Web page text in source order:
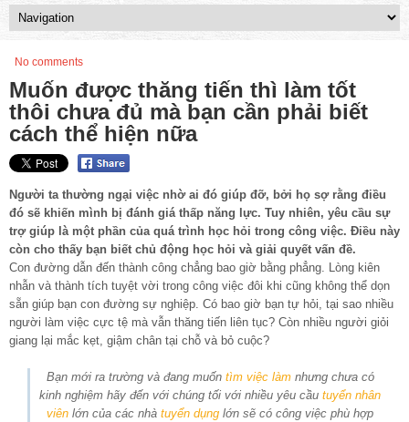
No comments
Muốn được thăng tiến thì làm tốt
thôi chưa đủ mà bạn cần phải biết
cách thể hiện nữa
Người ta thường ngại việc nhờ ai đó giúp đỡ, bởi họ sợ rằng điều
đó sẽ khiến mình bị đánh giá thấp năng lực. Tuy nhiên, yêu cầu sự
trợ giúp là một phần của quá trình học hỏi trong công việc. Điều này
còn cho thấy bạn biết chủ động học hỏi và giải quyết vấn đề.
Con đường dẫn đến thành công chẳng bao giờ bằng phẳng. Lòng kiên
nhẫn và thành tích tuyệt vời trong công việc đôi khi cũng không thể dọn
sẵn giúp bạn con đường sự nghiệp. Có bao giờ bạn tự hỏi, tại sao nhiều
người làm việc cực tệ mà vẫn thăng tiến liên tục? Còn nhiều người giỏi
giang lại mắc kẹt, giậm chân tại chỗ và bỏ cuộc?
Bạn mới ra trường và đang muốn tìm việc làmnhưng chưa có
kinh nghiệm hãy đến với chúng tối với nhiều yêu cầu tuyển nhân
viên lớn của các nhà tuyển dụng lớn sẽ có công việc phù hợp